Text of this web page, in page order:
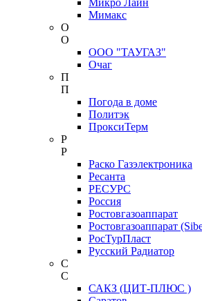
Микро Лайн
Мимакс
О
О
ООО "ТАУГАЗ"
Очаг
П
П
Погода в доме
Политэк
ПроксиТерм
Р
Р
Раско Газэлектроника
Ресанта
РЕСУРС
Россия
Ростовгазоаппарат
Ростовгазоаппарат
РосТурПласт
Русский Радиатор
С
С
САКЗ (ЦИТ-ПЛЮС )